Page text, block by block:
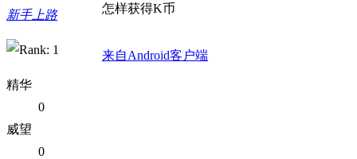
新手上路
精华
0
威望
0
怎样获得K币
来自Android客户端